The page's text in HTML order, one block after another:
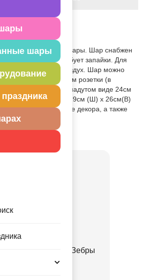
шары
3.700 г
в форме Капибары. Шар снабжен
клапаном, не требует запайки. Для
использовать воздух. Шар можно
с использованием розетки (в
Размер шара в ненадутом виде 24см
виде размер 19см (Ш) х 26см(В)
в качестве декора, а также
букета.
Животные
СФЕРА 20" Пятна Зебры